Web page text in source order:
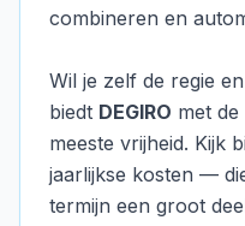
combineren en
Wil je zelf de regie
biedt DEGIRO met
meeste vrijheid. Kijk
jaarlijkse kosten —
termijn een groot